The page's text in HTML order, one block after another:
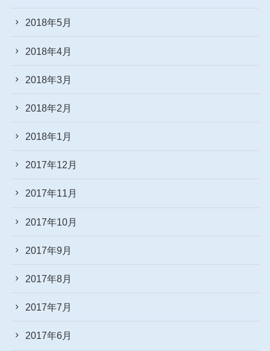
2018年5月
2018年4月
2018年3月
2018年2月
2018年1月
2017年12月
2017年11月
2017年10月
2017年9月
2017年8月
2017年7月
2017年6月